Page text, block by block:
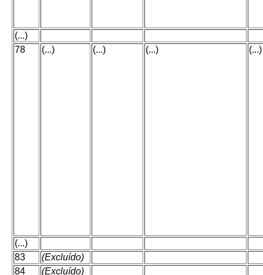
(...)
78
(...) (...) (...) (...)
(...)
83
(Excluído)
84
(Excluído)